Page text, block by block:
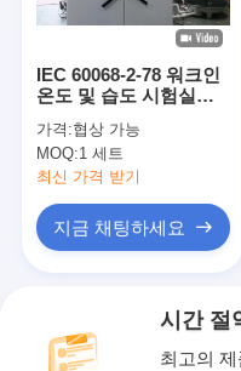
IEC 60068-2-78 워크인
온도 및 습도 시험실
-40~+100°C
가격:협상 가능
MOQ:1 세트
최신 가격 받기
지금 채팅하세요
시간 절
최고의